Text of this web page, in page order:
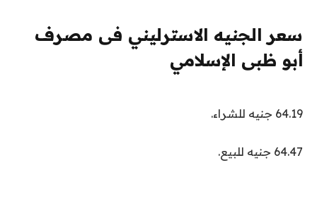
سعر الجنيه الاسترليني فى مصرف
أبو ظبى الإسلامي
64.19 جنيه للشراء.
64.47 جنيه للبيع.